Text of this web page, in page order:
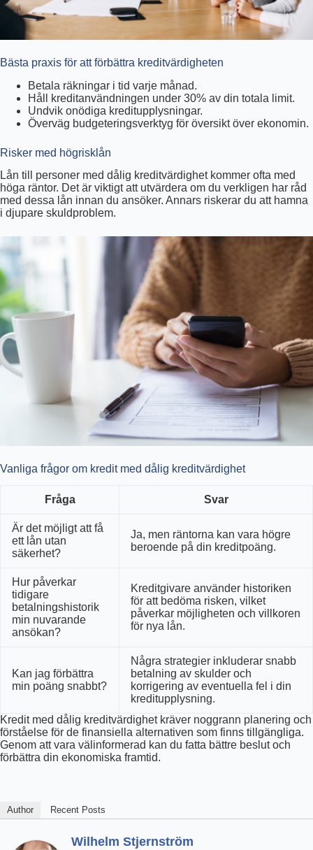
Bästa praxis för att förbättra kreditvärdigheten
Betala räkningar i tid varje månad.
Håll kreditanvändningen under 30% av din totala limit.
Undvik onödiga kreditupplysningar.
Överväg budgeteringsverktyg för översikt över ekonomin.
Risker med högrisklån
Lån till personer med dålig kreditvärdighet kommer ofta med
höga räntor. Det är viktigt att utvärdera om du verkligen har råd
med dessa lån innan du ansöker. Annars riskerar du att hamna
i djupare skuldproblem.
Vanliga frågor om kredit med dålig kreditvärdighet
Fråga Svar
Är det möjligt att få
ett lån utan
säkerhet?
Ja, men räntorna kan vara högre
beroende på din kreditpoäng.
Hur påverkar
tidigare
betalningshistorik
min nuvarande
ansökan?
Kreditgivare använder historiken
för att bedöma risken, vilket
påverkar möjligheten och villkoren
för nya lån.
Kan jag förbättra
min poäng snabbt?
Några strategier inkluderar snabb
betalning av skulder och
korrigering av eventuella fel i din
kreditupplysning.
Kredit med dålig kreditvärdighet kräver noggrann planering och
förståelse för de finansiella alternativen som finns tillgängliga.
Genom att vara välinformerad kan du fatta bättre beslut och
förbättra din ekonomiska framtid.
Author Recent Posts
Wilhelm Stjernström